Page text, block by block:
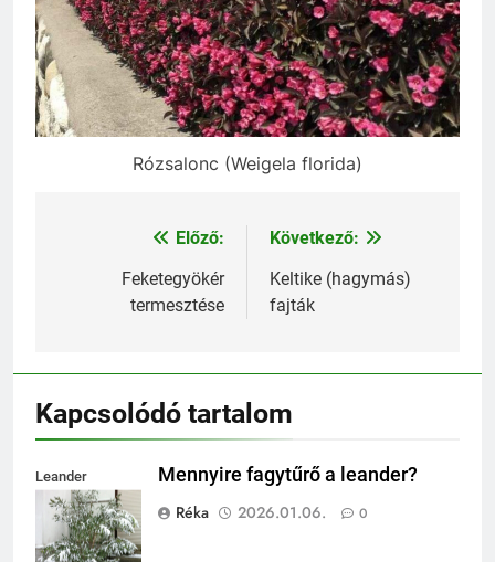
Rózsalonc (Weigela florida)
Bejegyzés
navigáció
Előző:
Feketegyökér
termesztése
Következő:
Keltike (hagymás)
fajták
Kapcsolódó tartalom
Leander
fagytűrése
Mennyire fagytűrő a leander?
Réka
2026.01.06. 0